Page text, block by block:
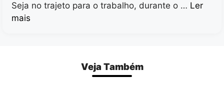
Seja no trajeto para o trabalho, durante o … Ler
mais
Veja Também